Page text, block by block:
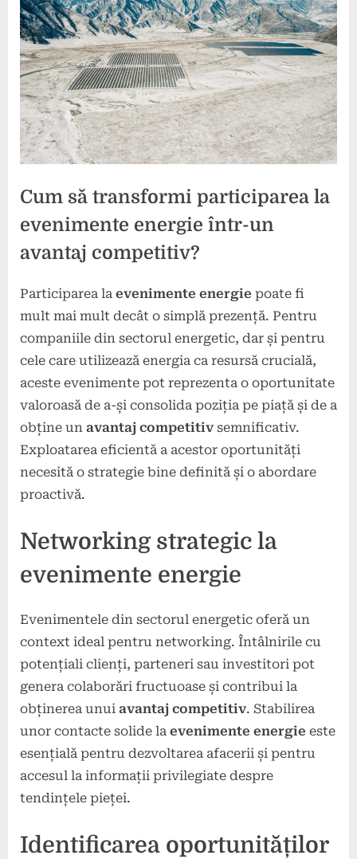
Cum să transformi participarea la
evenimente energie într-un
avantaj competitiv?
Posted
on
16
decembrie
2024
By
press
Participarea la evenimente energie poate fi
mult mai mult decât o simplă prezență. Pentru
companiile din sectorul energetic, dar și pentru
cele care utilizează energia ca resursă crucială,
aceste evenimente pot reprezenta o oportunitate
valoroasă de a-și consolida poziția pe piață și de a
obține un avantaj competitiv semnificativ.
Exploatarea eficientă a acestor oportunități
necesită o strategie bine definită și o abordare
proactivă.
Networking strategic la
evenimente energie
Evenimentele din sectorul energetic oferă un
context ideal pentru networking. Întâlnirile cu
potențiali clienți, parteneri sau investitori pot
genera colaborări fructuoase și contribui la
obținerea unui avantaj competitiv. Stabilirea
unor contacte solide la evenimente energie este
esențială pentru dezvoltarea afacerii și pentru
accesul la informații privilegiate despre
tendințele pieței.
Identificarea oportunităților